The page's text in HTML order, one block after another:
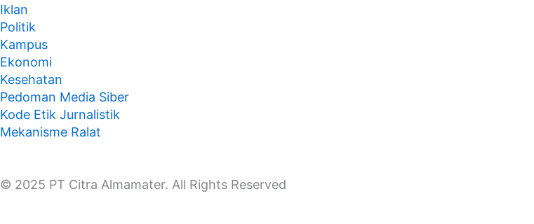
Iklan
Politik
Kampus
Ekonomi
Kesehatan
Pedoman Media Siber
Kode Etik Jurnalistik
Mekanisme Ralat
© 2025 PT Citra Almamater. All Rights Reserved